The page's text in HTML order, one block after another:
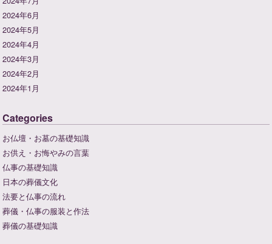
2024年6月
2024年5月
2024年4月
2024年3月
2024年2月
2024年1月
Categories
お仏壇・お墓の基礎知識
お供え・お悔やみの言葉
仏事の基礎知識
日本の葬儀文化
法要と仏事の流れ
葬儀・仏事の服装と作法
葬儀の基礎知識